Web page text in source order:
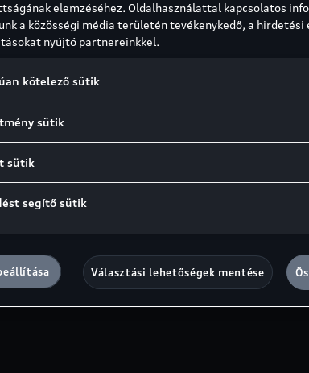
275/ 580
elemzéséhez. Oldalhasználattal kapcsolatos
a közösségi média területén tevékenykedő, a hirdetési
nyújtó partnereinkkel.
kötelező sütik
sütik
sütik
segítő sütik
Választási lehetőségek mentése